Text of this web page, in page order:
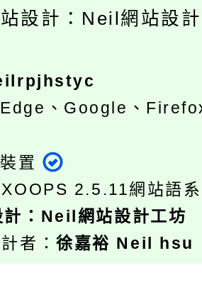
設計：Neil網站設
Edge、Google、
置
XOOPS 2.5.11網站語
： Neil網站設計工坊
者：徐嘉裕 Neil hsu